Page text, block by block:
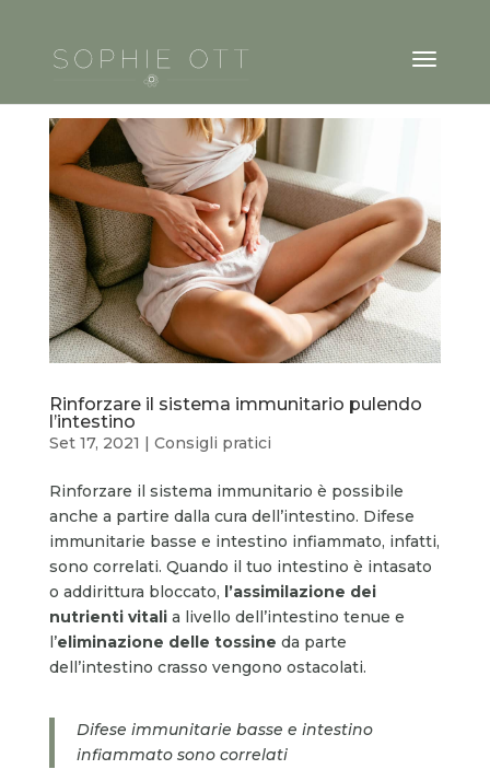
Rinforzare il sistema immunitario pulendo
l’intestino
Set 17, 2021 | Consigli pratici
Rinforzare il sistema immunitario è possibile
anche a partire dalla cura dell’intestino. Difese
immunitarie basse e intestino infiammato, infatti,
sono correlati. Quando il tuo intestino è intasato
o addirittura bloccato, l’assimilazione dei
nutrienti vitalia livello dell’intestino tenue e
l’eliminazione delle tossine da parte
dell’intestino crasso vengono ostacolati.
Difese immunitarie basse e intestino
infiammato sono correlati